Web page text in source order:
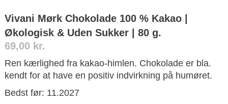
Vivani Mørk Chokolade 100 % Kakao |
Økologisk & Uden Sukker | 80 g.
69,00 kr.
Ren kærlighed fra kakao-himlen. Chokolade er bla.
kendt for at have en positiv indvirkning på humøret.
Bedst før: 11.2027